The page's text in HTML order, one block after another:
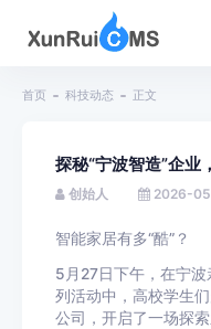
首页 科技动态 正文
探秘“宁波智造”企业
创始人 2026-
智能家居有多“酷”？
5月27日下午，在宁波
列活动中，高校学生
公司，开启了一场探索